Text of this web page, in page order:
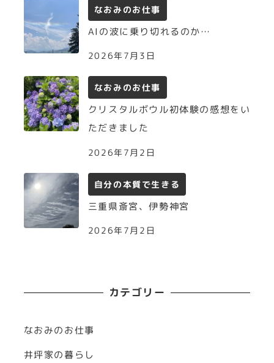
なおみのお仕事
AIの波に乗り切れるのか…
2026年7月3日
なおみのお仕事
クリスタルボウル初体験の感想をい
ただきました
2026年7月2日
自分の本質で生きる
三重県斎宮、伊勢神宮
2026年7月2日
カテゴリー
なおみのお仕事
井坪家の暮らし